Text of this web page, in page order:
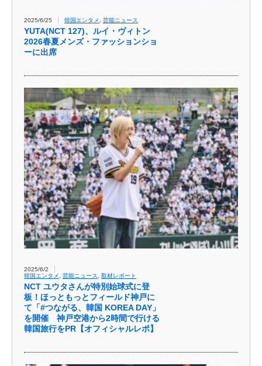
2025/6/25 韓国エンタメ 芸能ニュース
YUTA(NCT 127)、ルイ・ヴィトン
2026春夏メンズ・ファッションショ
ーに出席
2025/6/2
韓国エンタメ
芸能ニュース 取材レポート
NCT ユウタさんが特別始球式に登
板！ほっともっとフィールド神戸に
て「#つながる、韓国 KOREA DAY」
を開催 神戸空港から2時間で行ける
韓国旅行をPR【オフィシャルレポ】